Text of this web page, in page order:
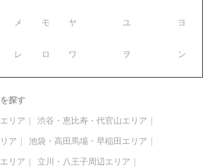
メ モ
レ ロ
ヤ ユ ヨ
ワ ヲ ン
探す
リア 渋谷・恵比寿・代官山エリア
ア 池袋・高田馬場・早稲田エリア
リア 立川・八王子周辺エリア